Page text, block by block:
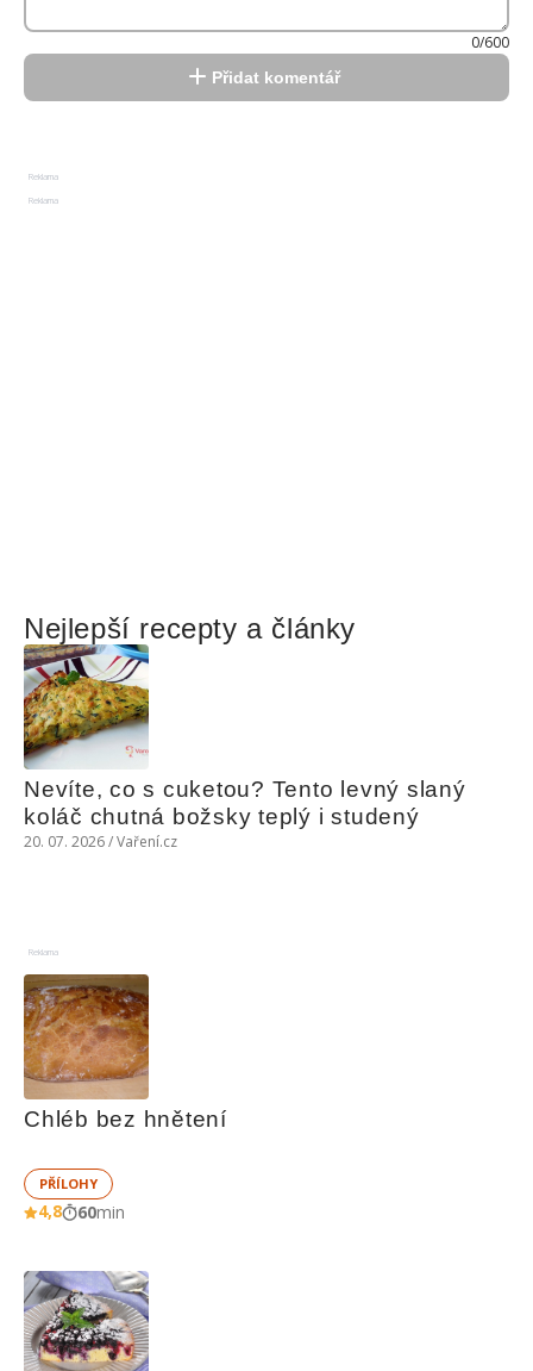
0/600
Přidat komentář
Reklama
Reklama
Nejlepší recepty a články
Nevíte, co s cuketou? Tento levný slaný
koláč chutná božsky teplý i studený
20. 07. 2026 / Vaření.cz
Reklama
Chléb bez hnětení
PŘÍLOHY
4,8 60min